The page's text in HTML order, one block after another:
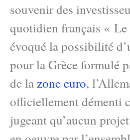
souvenir des
quotidien français «
évoqué la possibilité
pour la Grèce formulé
de lazone euro,
officiellement démenti
jugeant qu’aucun